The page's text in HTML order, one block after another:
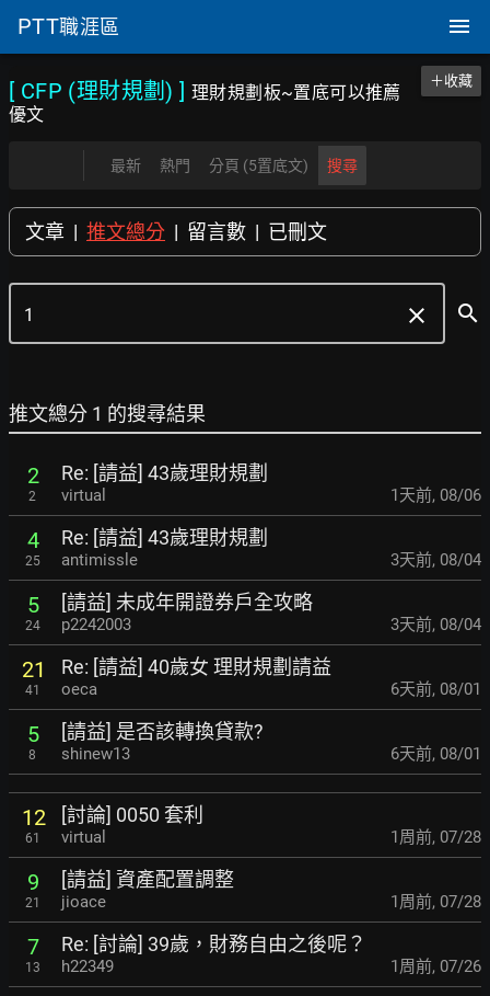
PTT職涯區
[ CFP (理財規劃) ]理財規劃板~置底可以推薦
優文
＋收藏
最新 熱門 分頁 (5置底文) 搜尋
文章 | 推文總分 | 留言數 | 已刪文
clear search
推文總分 1 的搜尋結果
2
2
Re: [請益] 43歲理財規劃
virtual 1天前, 08/06
4
25
Re: [請益] 43歲理財規劃
antimissle 3天前, 08/04
5
24
[請益] 未成年開證券戶全攻略
p2242003 3天前, 08/04
21
41
Re: [請益] 40歲女 理財規劃請益
oeca 6天前, 08/01
5
8
[請益] 是否該轉換貸款?
shinew13 6天前, 08/01
12
61
[討論] 0050 套利
virtual 1周前, 07/28
9
21
[請益] 資產配置調整
jioace 1周前, 07/28
7
13
Re: [討論] 39歲，財務自由之後呢？
h22349 1周前, 07/26